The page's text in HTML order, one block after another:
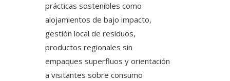
prácticas sostenibles como
alojamientos de bajo impacto,
gestión local de residuos,
productos regionales sin
empaques superfluos y orientación
a visitantes sobre consumo